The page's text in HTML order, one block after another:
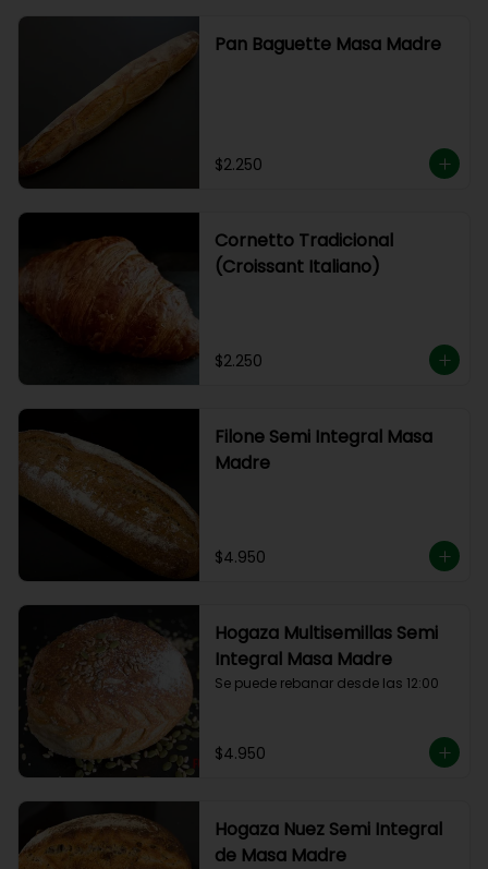
Pan Baguette Masa Madre
$2.250
Cornetto Tradicional
(Croissant Italiano)
$2.250
Filone Semi Integral Masa
Madre
$4.950
Hogaza Multisemillas Semi
Integral Masa Madre
Se puede rebanar desde las 12:00
$4.950
Hogaza Nuez Semi Integral
de Masa Madre